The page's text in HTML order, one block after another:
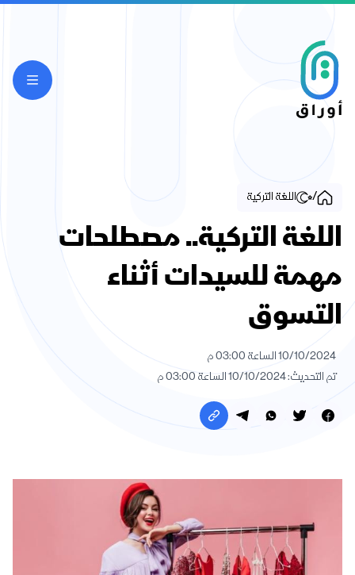
/ اللغة التركية
اللغة التركية.. مصطلحات
مهمة للسيدات أثناء
التسوق
10/10/2024 الساعة 03:00 م
تم التحديث: 10/10/2024 الساعة 03:00 م